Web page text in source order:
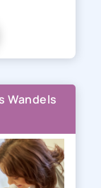
Wandels